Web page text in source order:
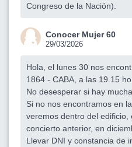
Congreso de la Nación).
Conocer Mujer 60
29/03/2026
Hola, el lunes 30 nos
1864 - CABA, a las 19.15
No desesperar si hay
Si no nos encontramos en
veremos dentro del edificio,
concierto anterior, en
Llevar DNI y constancia de